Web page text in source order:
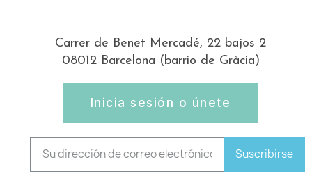
Carrer de Benet Mercadé, 22 bajos 2
08012 Barcelona (barrio de Gràcia)
Inicia sesión o únete
Suscribirse